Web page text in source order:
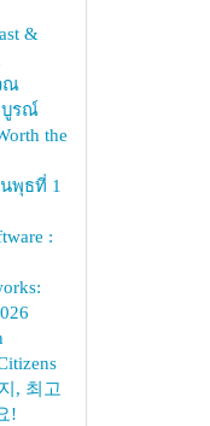
&
ณ
บูรณ์
the
พุธที่ 1
:
, 최고
!